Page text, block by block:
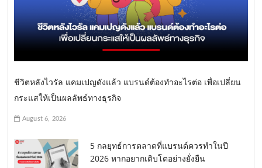
ชีวิตหลังไวรัล แคมเปญดังแล้ว แบรนด์ต้องทำอะไรต่อ เพื่อเปลี่ยน
กระแสให้เป็นผลลัพธ์ทางธุรกิจ
August 6, 2026
5 กลยุทธ์การตลาดที่แบรนด์ควรทำในปี
2026 หากอยากเติบโตอย่างยั่งยืน